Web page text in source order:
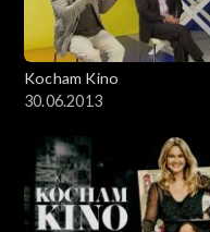
Kocham Kino
30.06.2013